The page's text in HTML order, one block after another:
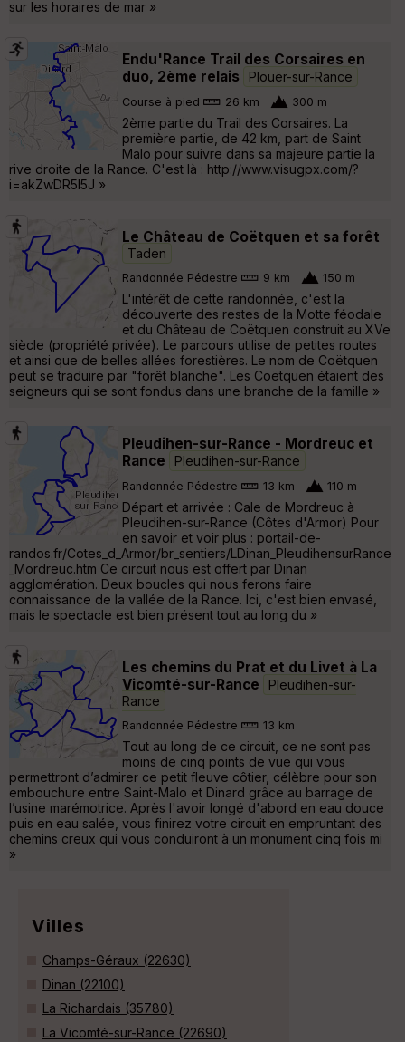
sur les horaires de mar »
Endu'Rance Trail des Corsaires en
duo, 2ème relais
Plouër-sur-Rance
Course à pied 26 km 300 m
2ème partie du Trail des Corsaires. La
première partie, de 42 km, part de Saint
Malo pour suivre dans sa majeure partie la
rive droite de la Rance. C'est là : http://www.visugpx.com/?
i=akZwDR5I5J »
Le Château de Coëtquen et sa forêt
Taden
Randonnée Pédestre 9 km 150 m
L'intérêt de cette randonnée, c'est la
découverte des restes de la Motte féodale
et du Château de Coëtquen construit au XVe
siècle (propriété privée). Le parcours utilise de petites routes
et ainsi que de belles allées forestières. Le nom de Coëtquen
peut se traduire par "forêt blanche". Les Coëtquen étaient des
seigneurs qui se sont fondus dans une branche de la famille »
Pleudihen-sur-Rance - Mordreuc et
Rance
Pleudihen-sur-Rance
Randonnée Pédestre 13 km 110 m
Départ et arrivée : Cale de Mordreuc à
Pleudihen-sur-Rance (Côtes d'Armor) Pour
en savoir et voir plus : portail-de-
randos.fr/Cotes_d_Armor/br_sentiers/LDinan_PleudihensurRance
_Mordreuc.htm Ce circuit nous est offert par Dinan
agglomération. Deux boucles qui nous ferons faire
connaissance de la vallée de la Rance. Ici, c'est bien envasé,
mais le spectacle est bien présent tout au long du »
Les chemins du Prat et du Livet à La
Vicomté-sur-Rance
Pleudihen-sur-
Rance
Randonnée Pédestre 13 km
Tout au long de ce circuit, ce ne sont pas
moins de cinq points de vue qui vous
permettront d’admirer ce petit fleuve côtier, célèbre pour son
embouchure entre Saint-Malo et Dinard grâce au barrage de
l’usine marémotrice. Après l'avoir longé d'abord en eau douce
puis en eau salée, vous finirez votre circuit en empruntant des
chemins creux qui vous conduiront à un monument cinq fois mi
»
Villes
Champs-Géraux (22630)
Dinan (22100)
La Richardais (35780)
La Vicomté-sur-Rance (22690)